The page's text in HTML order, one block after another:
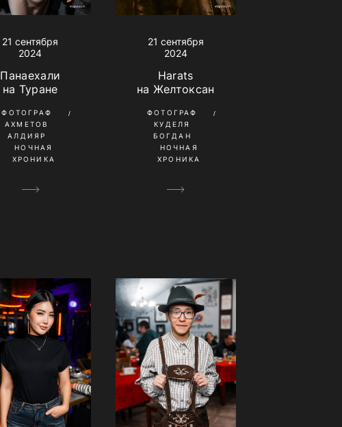
21 сентября
2024
Панаехали
на Туране
ФОТОГРАФ
АХМЕТОВ
АЛДИЯР
НОЧНАЯ
ХРОНИКА
21 сентября
2024
Harats
на Желтоксан
ФОТОГРАФ
КУДЕЛЯ
БОГДАН
НОЧНАЯ
ХРОНИКА